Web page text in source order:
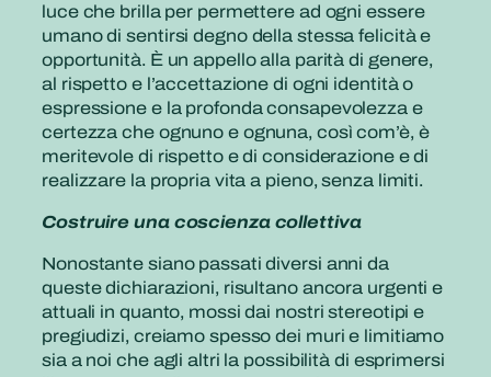
luce che brilla per permettere ad ogni essere
umano di sentirsi degno della stessa felicità e
opportunità. È un appello alla parità di genere,
al rispetto e l’accettazione di ogni identità o
espressione e la profonda consapevolezza e
certezza che ognuno e ognuna, così com’è, è
meritevole di rispetto e di considerazione e di
realizzare la propria vita a pieno, senza limiti.
Costruire una coscienza collettiva
Nonostante siano passati diversi anni da
queste dichiarazioni, risultano ancora urgenti e
attuali in quanto, mossi dai nostri stereotipi e
pregiudizi, creiamo spesso dei muri e limitiamo
sia a noi che agli altri la possibilità di esprimersi